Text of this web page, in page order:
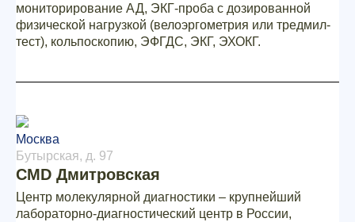
мониторирование АД, ЭКГ-проба с дозированной
физической нагрузкой (велоэргометрия или тредмил-
тест), кольпоскопию, ЭФГДС, ЭКГ, ЭХОКГ.
Москва
Бутырская, д. 97
CMD Дмитровская
Центр молекулярной диагностики – крупнейший
лабораторно-диагностический центр в России,